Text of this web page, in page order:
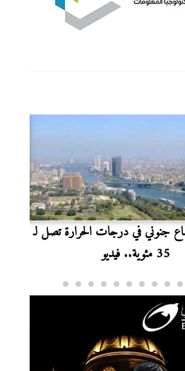
جنوني في درجات الحرارة تصل لـ
35 مئوية.. فيديو